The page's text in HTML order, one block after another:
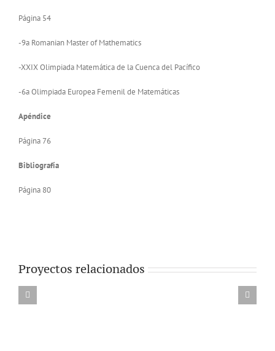
Página 54
-9a Romanian Master of Mathematics
-XXIX Olimpiada Matemática de la Cuenca del Pacífico
-6a Olimpiada Europea Femenil de Matemáticas
Apéndice
Página 76
Bibliografía
Página 80
Proyectos relacionados